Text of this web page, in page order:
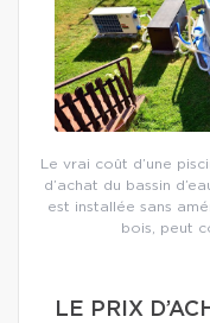
Le vrai coût d’une
d’achat du bassin
est installée sans
bois, peut
LE PRIX